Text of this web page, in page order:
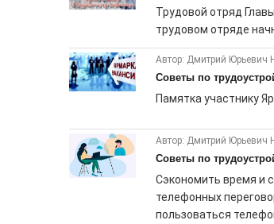
Трудовой отряд
трудовом отряде
Автор: Дмитрий Юрьевич
Советы по
Памятка участнику
Автор: Дмитрий Юрьевич
Советы по
Сэкономить время и
телефонных
пользоваться